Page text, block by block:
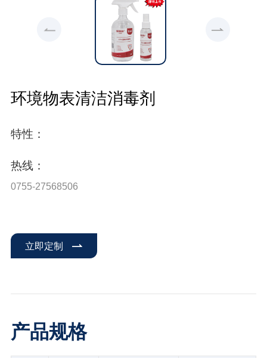
环境物表清洁消毒剂
特性：
热线：
0755-27568506
立即定制
产品规格